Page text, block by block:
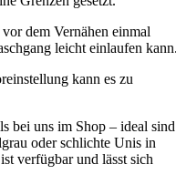
dem Vernähen einmal
leicht einlaufen
kann es zu
bei uns im Shop – ideal sind
oder schlichte Unis in
verfügbar und lässt sich